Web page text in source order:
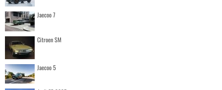
Jaecoo 7
Citroen SM
Jaecoo 5